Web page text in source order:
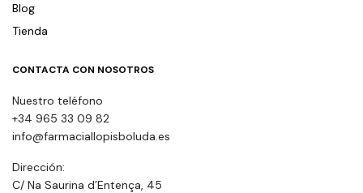
Blog
Tienda
CONTACTA CON NOSOTROS
Nuestro teléfono
+34 965 33 09 82
info@farmaciallopisboluda.es
Dirección:
C/ Na Saurina d’Entença, 45